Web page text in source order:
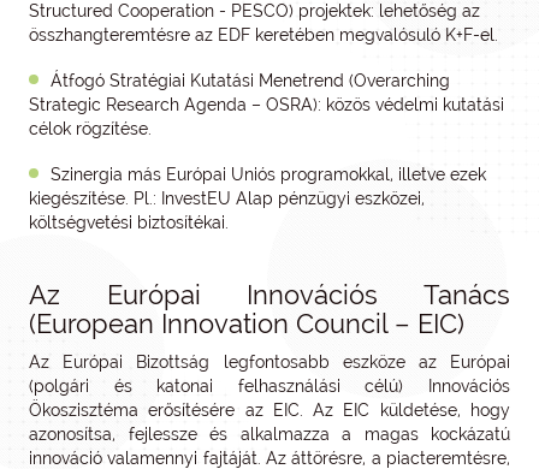
Structured Cooperation - PESCO) projektek: lehetőség az
összhangteremtésre az EDF keretében megvalósuló K+F-el.
Átfogó Stratégiai Kutatási Menetrend (Overarching
Strategic Research Agenda – OSRA): közös védelmi kutatási
célok rögzítése.
Szinergia más Európai Uniós programokkal, illetve ezek
kiegészítése. Pl.: InvestEU Alap pénzügyi eszközei,
költségvetési biztosítékai.
Az Európai Innovációs Tanács
(European Innovation Council – EIC)
Az Európai Bizottság legfontosabb eszköze az Európai
(polgári és katonai felhasználási célú) Innovációs
Ökoszisztéma erősítésére az EIC. Az EIC küldetése, hogy
azonosítsa, fejlessze és alkalmazza a magas kockázatú
innováció valamennyi fajtáját. Az áttörésre, a piacteremtésre,